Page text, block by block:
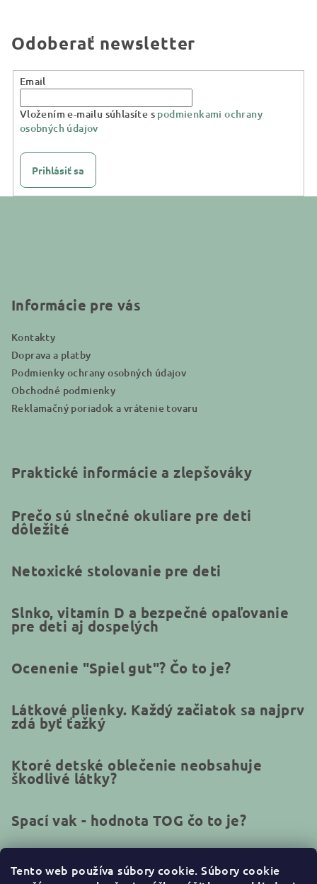
Tento web používa súbory cookie.Súbory cookie
Odoberať newsletter
Email
Vložením e-mailu súhlasíte s podmienkami ochrany
osobných údajov
Prihlásiť sa
Informácie pre vás
Kontakty
Doprava a platby
Podmienky ochrany osobných údajov
Obchodné podmienky
Reklamačný poriadok a vrátenie tovaru
Praktické informácie a zlepšováky
Prečo sú slnečné okuliare pre deti
dôležité
Netoxické stolovanie pre deti
Slnko, vitamín D a bezpečné opaľovanie
pre deti aj dospelých
Ocenenie "Spiel gut"? Čo to je?
Látkové plienky. Každý začiatok sa najprv
zdá byť ťažký
Ktoré detské oblečenie neobsahuje
škodlivé látky?
Spací vak - hodnota TOG čo to je?